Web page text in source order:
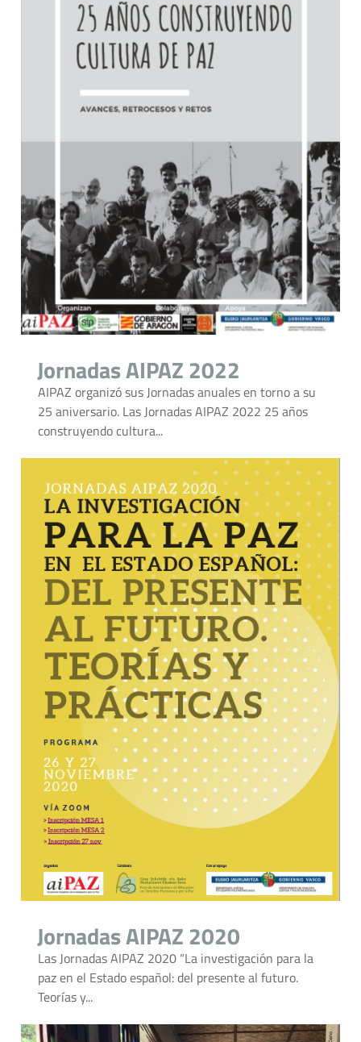
Jornadas AIPAZ 2022
AIPAZ organizó sus Jornadas anuales en torno a su
25 aniversario. Las Jornadas AIPAZ 2022 25 años
construyendo cultura...
Jornadas AIPAZ 2020
Las Jornadas AIPAZ 2020 “La investigación para la
paz en el Estado español: del presente al futuro.
Teorías y...